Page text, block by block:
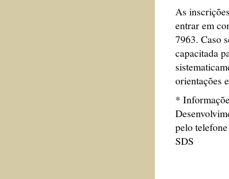
As
entrar em
7963. Caso
capacitada
orientações
*
pelo
SDS